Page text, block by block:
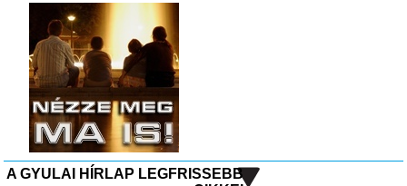
A GYULAI HÍRLAP LEGFRISSEBB